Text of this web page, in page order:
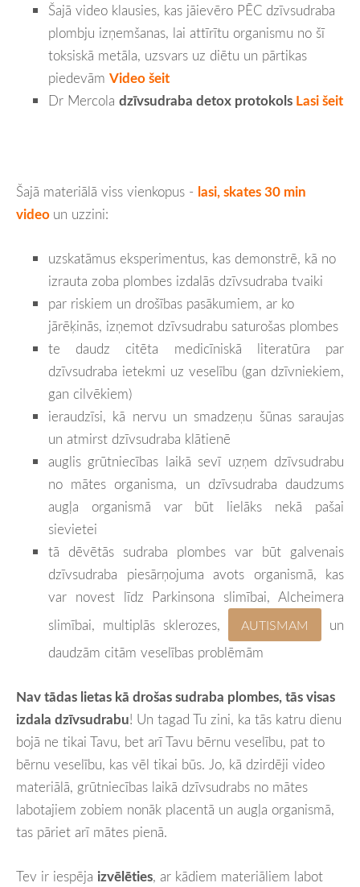
Šajā video klausies, kas jāievēro PĒC dzīvsudraba
plombju izņemšanas, lai attīrītu organismu no šī
toksiskā metāla, uzsvars uz diētu un pārtikas
piedevām Video šeit
Dr Mercola dzīvsudraba detox protokols Lasi šeit
Šajā materiālā viss vienkopus - lasi, skates 30 min
video un uzzini:
uzskatāmus eksperimentus, kas demonstrē, kā no
izrauta zoba plombes izdalās dzīvsudraba tvaiki
par riskiem un drošības pasākumiem, ar ko
jārēķinās, izņemot dzīvsudrabu saturošas plombes
te daudz citēta medicīniskā literatūra par
dzīvsudraba ietekmi uz veselību (gan dzīvniekiem,
gan cilvēkiem)
ieraudzīsi, kā nervu un smadzeņu šūnas saraujas
un atmirst dzīvsudraba klātienē
auglis grūtniecības laikā sevī uzņem dzīvsudrabu
no mātes organisma, un dzīvsudraba daudzums
augļa organismā var būt lielāks nekā pašai
sievietei
tā dēvētās sudraba plombes var būt galvenais
dzīvsudraba piesārņojuma avots organismā, kas
var novest līdz Parkinsona slimībai, Alcheimera
slimībai, multiplās sklerozes,
AUTISMAM
un
daudzām citām veselības problēmām
Nav tādas lietas kā drošas sudraba plombes, tās visas
izdala dzīvsudrabu! Un tagad Tu zini, ka tās katru dienu
bojā ne tikai Tavu, bet arī Tavu bērnu veselību, pat to
bērnu veselību, kas vēl tikai būs. Jo, kā dzirdēji video
materiālā, grūtniecības laikā dzīvsudrabs no mātes
labotajiem zobiem nonāk placentā un augļa organismā,
tas pāriet arī mātes pienā.
Tev ir iespēja izvēlēties, ar kādiem materiāliem labot